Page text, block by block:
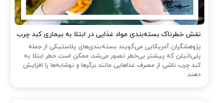
نقش خطرناک بسته‌بندی مواد غذایی در ابتلا به بیماری کبد چرب
پژوهشگران آمریکایی می‌گویند بسته‌بندی‌های پلاستیکی از جمله
پلی‌اتیلن که پیشتر بی‌خطر تصور می‌شد، ممکن است خطر ابتلا به
کبد چرب ناشی از مصرف غذاهایی مانند برگرها و نوشابه‌ها را افزایش
دهند.